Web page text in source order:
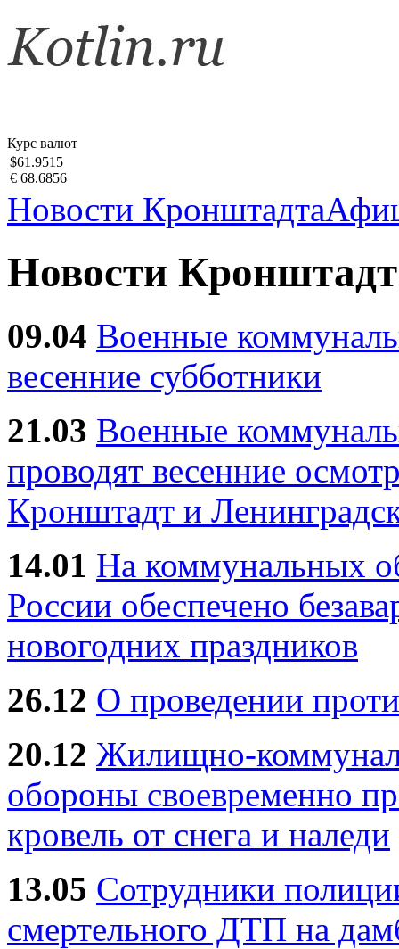
Курс валют
$61.9515
€ 68.6856
Новости Кронштадта
Новости
09.04 Военные
весенние субботники
21.03 Военные
проводят весенние
Кронштадт и
14.01 На коммунальных
России обеспечено
новогодних праздников
26.12 О проведении
20.12 Жилищно-
обороны своевременно
кровель от снега и наледи
13.05 Сотрудники
смертельного ДТП на